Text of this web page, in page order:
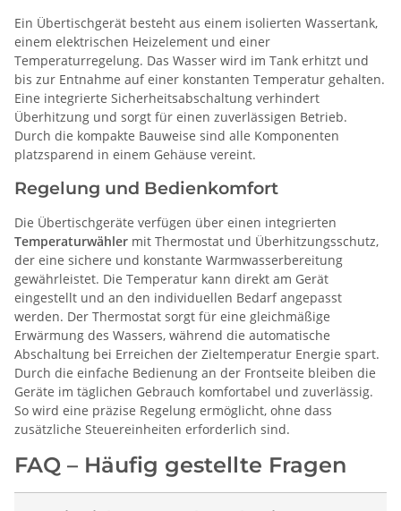
Ein Übertischgerät besteht aus einem isolierten Wassertank,
einem elektrischen Heizelement und einer
Temperaturregelung. Das Wasser wird im Tank erhitzt und
bis zur Entnahme auf einer konstanten Temperatur gehalten.
Eine integrierte Sicherheitsabschaltung verhindert
Überhitzung und sorgt für einen zuverlässigen Betrieb.
Durch die kompakte Bauweise sind alle Komponenten
platzsparend in einem Gehäuse vereint.
Regelung und Bedienkomfort
Die Übertischgeräte verfügen über einen integrierten
Temperaturwähler mit Thermostat und Überhitzungsschutz,
der eine sichere und konstante Warmwasserbereitung
gewährleistet. Die Temperatur kann direkt am Gerät
eingestellt und an den individuellen Bedarf angepasst
werden. Der Thermostat sorgt für eine gleichmäßige
Erwärmung des Wassers, während die automatische
Abschaltung bei Erreichen der Zieltemperatur Energie spart.
Durch die einfache Bedienung an der Frontseite bleiben die
Geräte im täglichen Gebrauch komfortabel und zuverlässig.
So wird eine präzise Regelung ermöglicht, ohne dass
zusätzliche Steuereinheiten erforderlich sind.
FAQ – Häufig gestellte Fragen